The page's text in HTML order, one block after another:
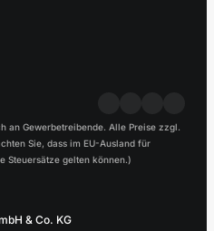
& Co. KG
an Gewerbetreibende. Alle Preise zzgl.
Sie, dass im EU-Ausland für
Steuersätze gelten können.)